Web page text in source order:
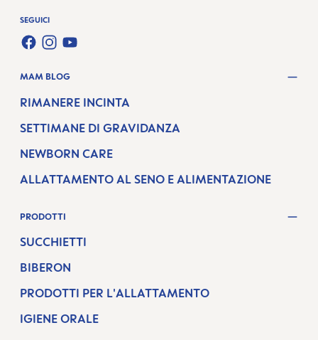
SEGUICI
FACEBOOK
INSTAGRAM
YOUTUBE
MAM BLOG
RIMANERE INCINTA
SETTIMANE DI GRAVIDANZA
NEWBORN CARE
ALLATTAMENTO AL SENO E ALIMENTAZIONE
PRODOTTI
SUCCHIETTI
BIBERON
PRODOTTI PER L'ALLATTAMENTO
IGIENE ORALE